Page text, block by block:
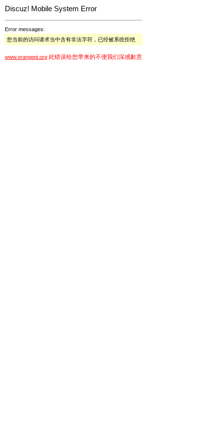
Discuz! Mobile System Error
Error messages:
您当前的访问请求当中含有非法字符，已经被系统拒绝
www.orangepi.org 此错误给您带来的不便我们深感歉意